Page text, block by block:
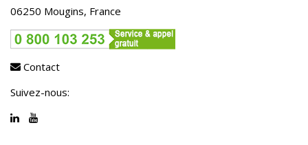
06250 Mougins, France
Contact
Suivez-nous: